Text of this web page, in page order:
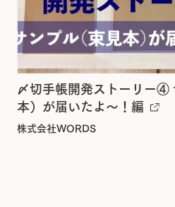
〆切手帳開発ストーリー④
本）が届いたよ〜！編
株式会社WORDS